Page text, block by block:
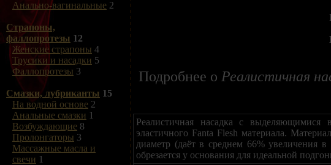
Анально-вагинальные 2
Страпоны,
фаллопротезы 12
Женские страпоны 4
Трусики и насадки 5
Фаллопротезы 3
Смазки, лубриканты 15
На водной основе 2
Анальные смазки 1
Возбуждающие 8
Пролонгаторы 3
Массажные масла и
свечи 1
Подробнее о Реалистичная
Реалистичная насадка с выделяющимися
эластичного Fanta Flesh материала.
диаметр (даёт в среднем 66% увеличения
обрезается у основания для идеальной